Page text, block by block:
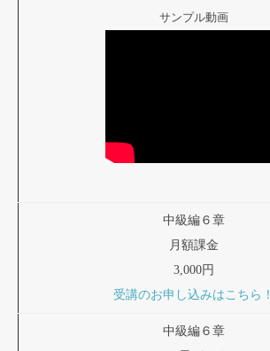
サンプル動画
中級編６章
月額課金
3,000円
受講のお申し込みはこちら！
中級編６章